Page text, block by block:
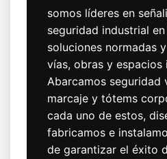
somos líderes en
seguridad industrial
soluciones normadas
vías, obras y espacios
Abarcamos seguridad
marcaje y tótems
cada uno de estos,
fabricamos e
de garantizar el éxito